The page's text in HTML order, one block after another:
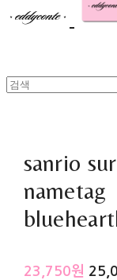
sanrio
nametag
23,750원